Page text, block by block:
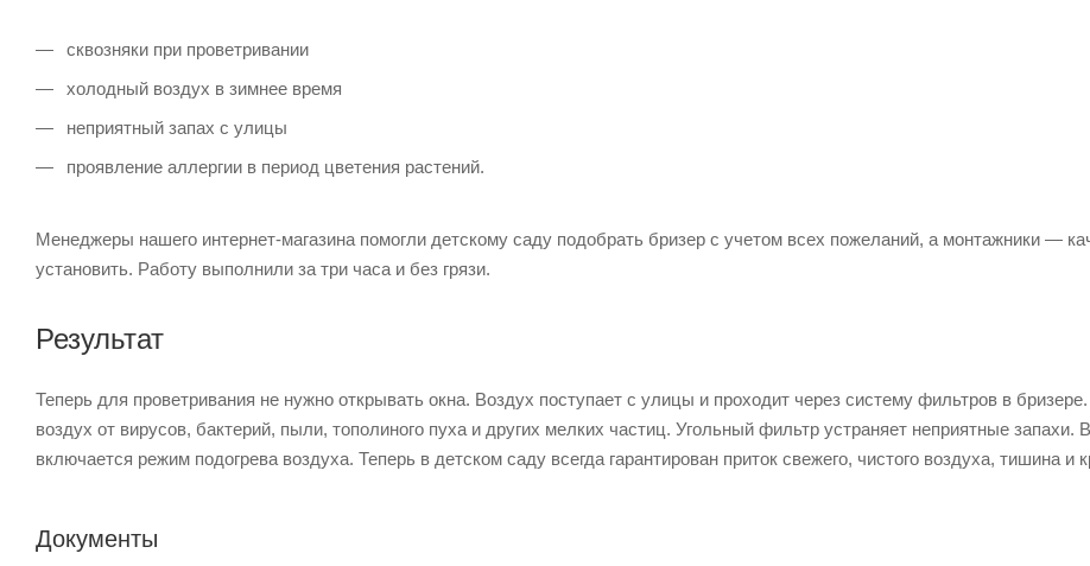
сквозняки при проветривании
холодный воздух в зимнее время
неприятный запах с улицы
проявление аллергии в период цветения растений.
Менеджеры нашего интернет-магазина помогли детскому саду подобрать бризер с учетом всех пожеланий, а монтажники —
установить. Работу выполнили за три часа и без грязи.
Результат
Теперь для проветривания не нужно открывать окна. Воздух поступает с улицы и проходит через систему фильтров в
воздух от вирусов, бактерий, пыли, тополиного пуха и других мелких частиц. Угольный фильтр устраняет неприятные запахи.
включается режим подогрева воздуха. Теперь в детском саду всегда гарантирован приток свежего, чистого воздуха, тишина и
Документы